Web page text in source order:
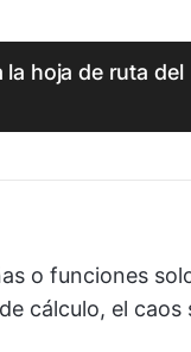
hoja de ruta del
o funciones
cálculo, el